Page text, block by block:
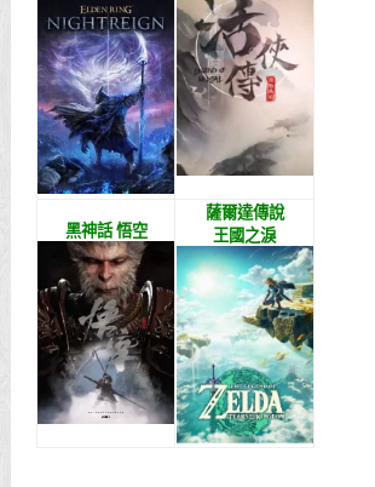
黑神話 悟空
薩爾達傳說
王國之淚